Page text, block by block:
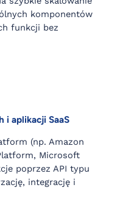
komponentów
funkcji bez
i aplikacji SaaS
(np. Amazon
Microsoft
poprzez API typu
integrację i